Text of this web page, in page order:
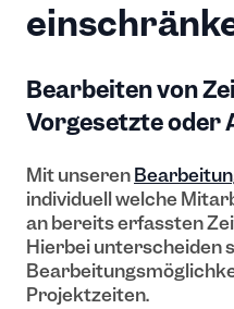
Bearbeiten von
Vorgesetzte oder
Mit unseren
individuell welche
an bereits erfassten
Hierbei unterscheiden
Projektzeiten.